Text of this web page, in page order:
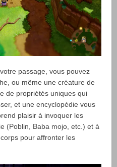
passage, vous pouvez
ou même une créature de
de propriétés uniques qui
et une encyclopédie vous
plaisir à invoquer les
(Poblin, Baba mojo, etc.) et à
pour affronter les